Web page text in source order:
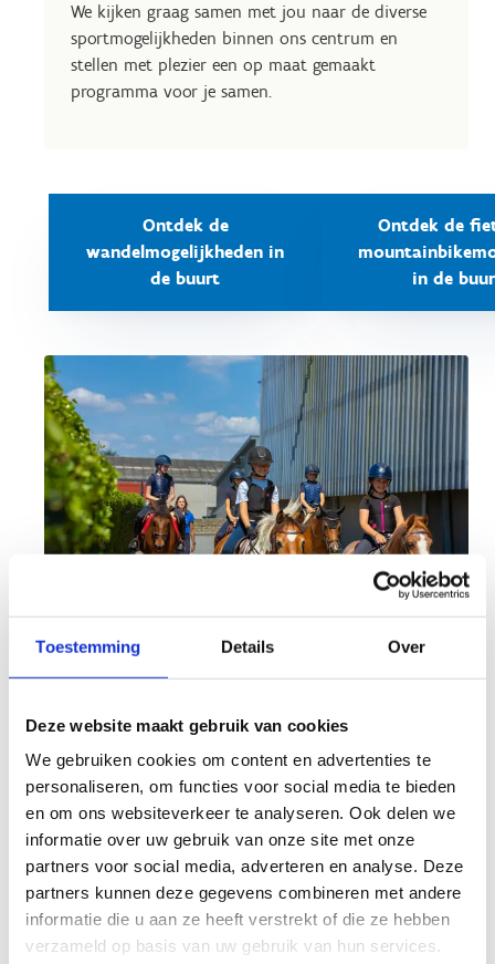
Toestemming Details Over
Deze website maakt gebruik van cookies
We gebruiken cookies om content en advertenties te
personaliseren, om functies voor social media te bieden
en om ons websiteverkeer te analyseren. Ook delen we
informatie over uw gebruik van onze site met onze
partners voor social media, adverteren en analyse. Deze
partners kunnen deze gegevens combineren met andere
informatie die u aan ze heeft verstrekt of die ze hebben
verzameld op basis van uw gebruik van hun services.
We kijken graag samen met jou naar de diverse
sportmogelijkheden binnen ons centrum en
stellen met plezier een op maat gemaakt
programma voor je samen.
Ontdek de
wandelmogelijkheden in
de buurt
Ontdek de
in de
Boek nu jouw
weekendsportstage deze
zomer
Boek nu eenweekendsportstage in juni, juli
of augustus 2026en geef je team een sportieve
boost. Speciaal voor clubs en teams die snel
beslissen, bieden we eenextra voordeel: de
overnachting op vrijdag is volledig gratis!Zo
haal je meer uit je trainingsweekend zonder
extra kosten. Geniet van de all-in formule met